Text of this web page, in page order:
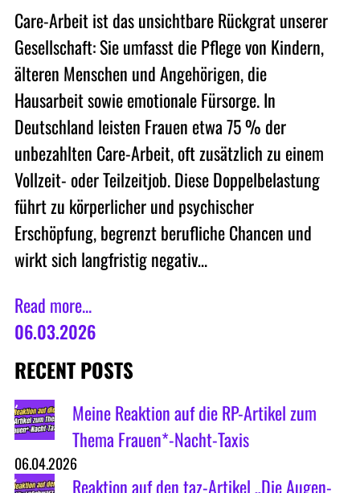
Care-Arbeit ist das unsichtbare Rückgrat unserer
Gesellschaft: Sie umfasst die Pflege von Kindern,
älteren Menschen und Angehörigen, die
Hausarbeit sowie emotionale Fürsorge. In
Deutschland leisten Frauen etwa 75 % der
unbezahlten Care-Arbeit, oft zusätzlich zu einem
Vollzeit- oder Teilzeitjob. Diese Doppelbelastung
führt zu körperlicher und psychischer
Erschöpfung, begrenzt berufliche Chancen und
wirkt sich langfristig negativ…
Read more...
06.03.2026
RECENT POSTS
Meine Reaktion auf die RP-Artikel zum
Thema Frauen*-Nacht-Taxis
06.04.2026
Reaktion auf den taz-Artikel „Die Augen-